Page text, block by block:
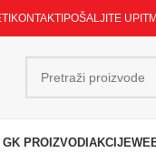
KONTAKTI POŠALJITE UPIT
GK PROIZVODI AKCIJE